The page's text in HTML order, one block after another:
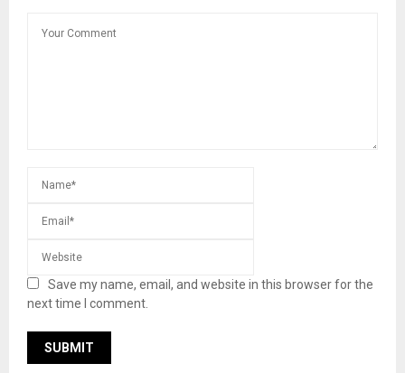
Save my name, email, and website in this browser for the
next time I comment.